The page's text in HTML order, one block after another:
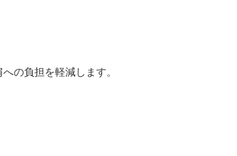
の負担を軽減します。